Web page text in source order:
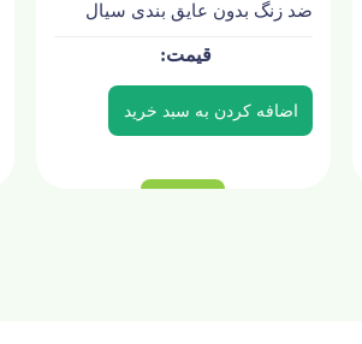
ضد زنگ بدون عایق بندی سیال